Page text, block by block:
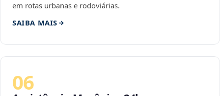
em rotas urbanas e rodoviárias.
SAIBA MAIS
06